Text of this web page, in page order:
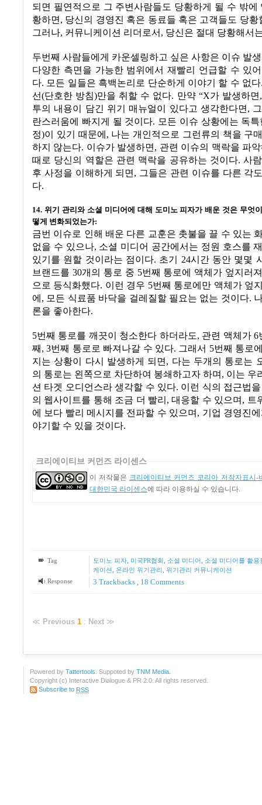
되면 필연적으로 그 주변사람들도 당황하게 될 수 밖에
황하면, 당신의 경영진 혹은 동료들 혹은 고객들도 당황
그러나, 커뮤니케이션 리더로서 , 당신은 절대 당황해서
두번째 사람들에게 카운셀링하고 싶은 사항은 이슈 발
다양한 측면을 가능한 범위에서 재빨리 언급할 수 있
다. 모든 일들은 흑백논리로 단순하게 이야기 할 수 없다
선(단호한 방침)만을 취할 수 없다. 만약 “X가 발생하면
투의 내용이 담긴 위기 매뉴얼이 있다고 생각한다면,
란스러움에 빠지게 될 것이다. 모든 이슈 상황에는 독
정)이 있기 때문에 , 나는 개인적으로 그런류의 책을 구
하지 않는다. 이슈가 발생하면, 관련 이슈의 맥락을 파
때로 당신의 역할은 관련 맥락을 공유하는 것이다.사
후 사정을 이해하게 되면, 그들은 관련 이슈를 다른 각
다.
14. 위기 관리와 소셜 미디어에 대해 도미노 피자가 배운 것은 무엇
떻게 변화되었는가:
금번 이슈로 인해 배운 다른 교훈은 촛불을 끌 수 있는
없을 수 있으나, 소셜 미디어 공간에서는 정원 호스를
있기를 원할 것이라는 점이다. 초기 24시간 동안 몇몇
브랜드를 30개의 통로 중 5번째 통로에 액체가 엎지러
으로 등식화했다. 이런 경우 5번째 통로에만 액체가 엎
에 , 모든 식료품 바닥을 걸레질할 필요는 없는 것이다.
론을 좋아한다.
5번째 통로를 깨끗이 청소한다 하더라도, 관련 액체가6
째 , 3번째 통로로 빠져나갈 수 있다. 그래서 5번째 통로
지는 상황이 다시 발생하게 되면, 다는 두개의 통로는
의 통로는 왼쪽으로 차단하여 봉쇄하고자 하며 , 이는 우
션 타겟 오디언스라 생각할 수 있다. 이런 식의 접근법
의 웹사이트를 통해 조금 더 빨리 ,대응할 수 있으며 , 트
에 보다 빨리 메시지를 전파할 수 있으며 , 기업 경영진
야기할 수 있을 것이다.
크리에이티브 커먼즈 라이센스
이 저작물은 크리에이티브 커먼즈 코리아 저작자표시-
대한민국 라이센스에 따라 이용하실 수 있습니다.
Tag 도미노 피자, 미국PR협회 소셜 미디어
소셜 미디어를 활
케이션
온라인 위기관리 위기관리 커뮤니케이션
Response
3 Trackbacks , 18 Comments
≪ Previous 1 : Next ≫
Powered by Tattertools . Suppoted by TNM Media
Copyright (c) Interactive Dialogue & PR 2.0. All rights reserved.
Subscribe to RSS